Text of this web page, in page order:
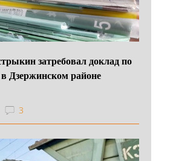
затребовал доклад по
Дзержинском районе
3